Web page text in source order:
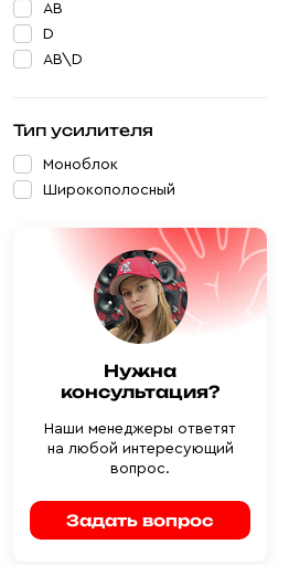
AB
D
AB\D
Тип усилителя
Моноблок
Широкополосный
Нужна
консультация?
Наши менеджеры ответят
на любой интересующий
вопрос.
Задать вопрос